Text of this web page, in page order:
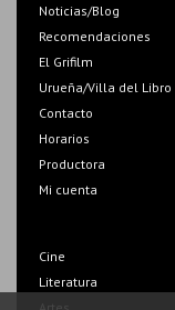
Noticias/Blog
Recomendaciones
El Grifilm
Urueña/Villa del Libro
Contacto
Horarios
Productora
Mi cuenta
Cine
Literatura